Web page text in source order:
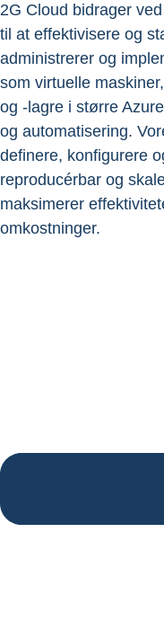
2G Cloud bidrager
til at effektivisere og
administrerer og
som virtuelle
og -lagre i større
og automatisering.
definere, konfigurere
reproducérbar og
maksimerer
omkostninger.